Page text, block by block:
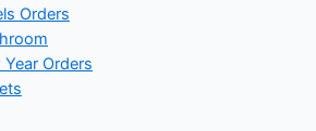
Orders
Year Orders